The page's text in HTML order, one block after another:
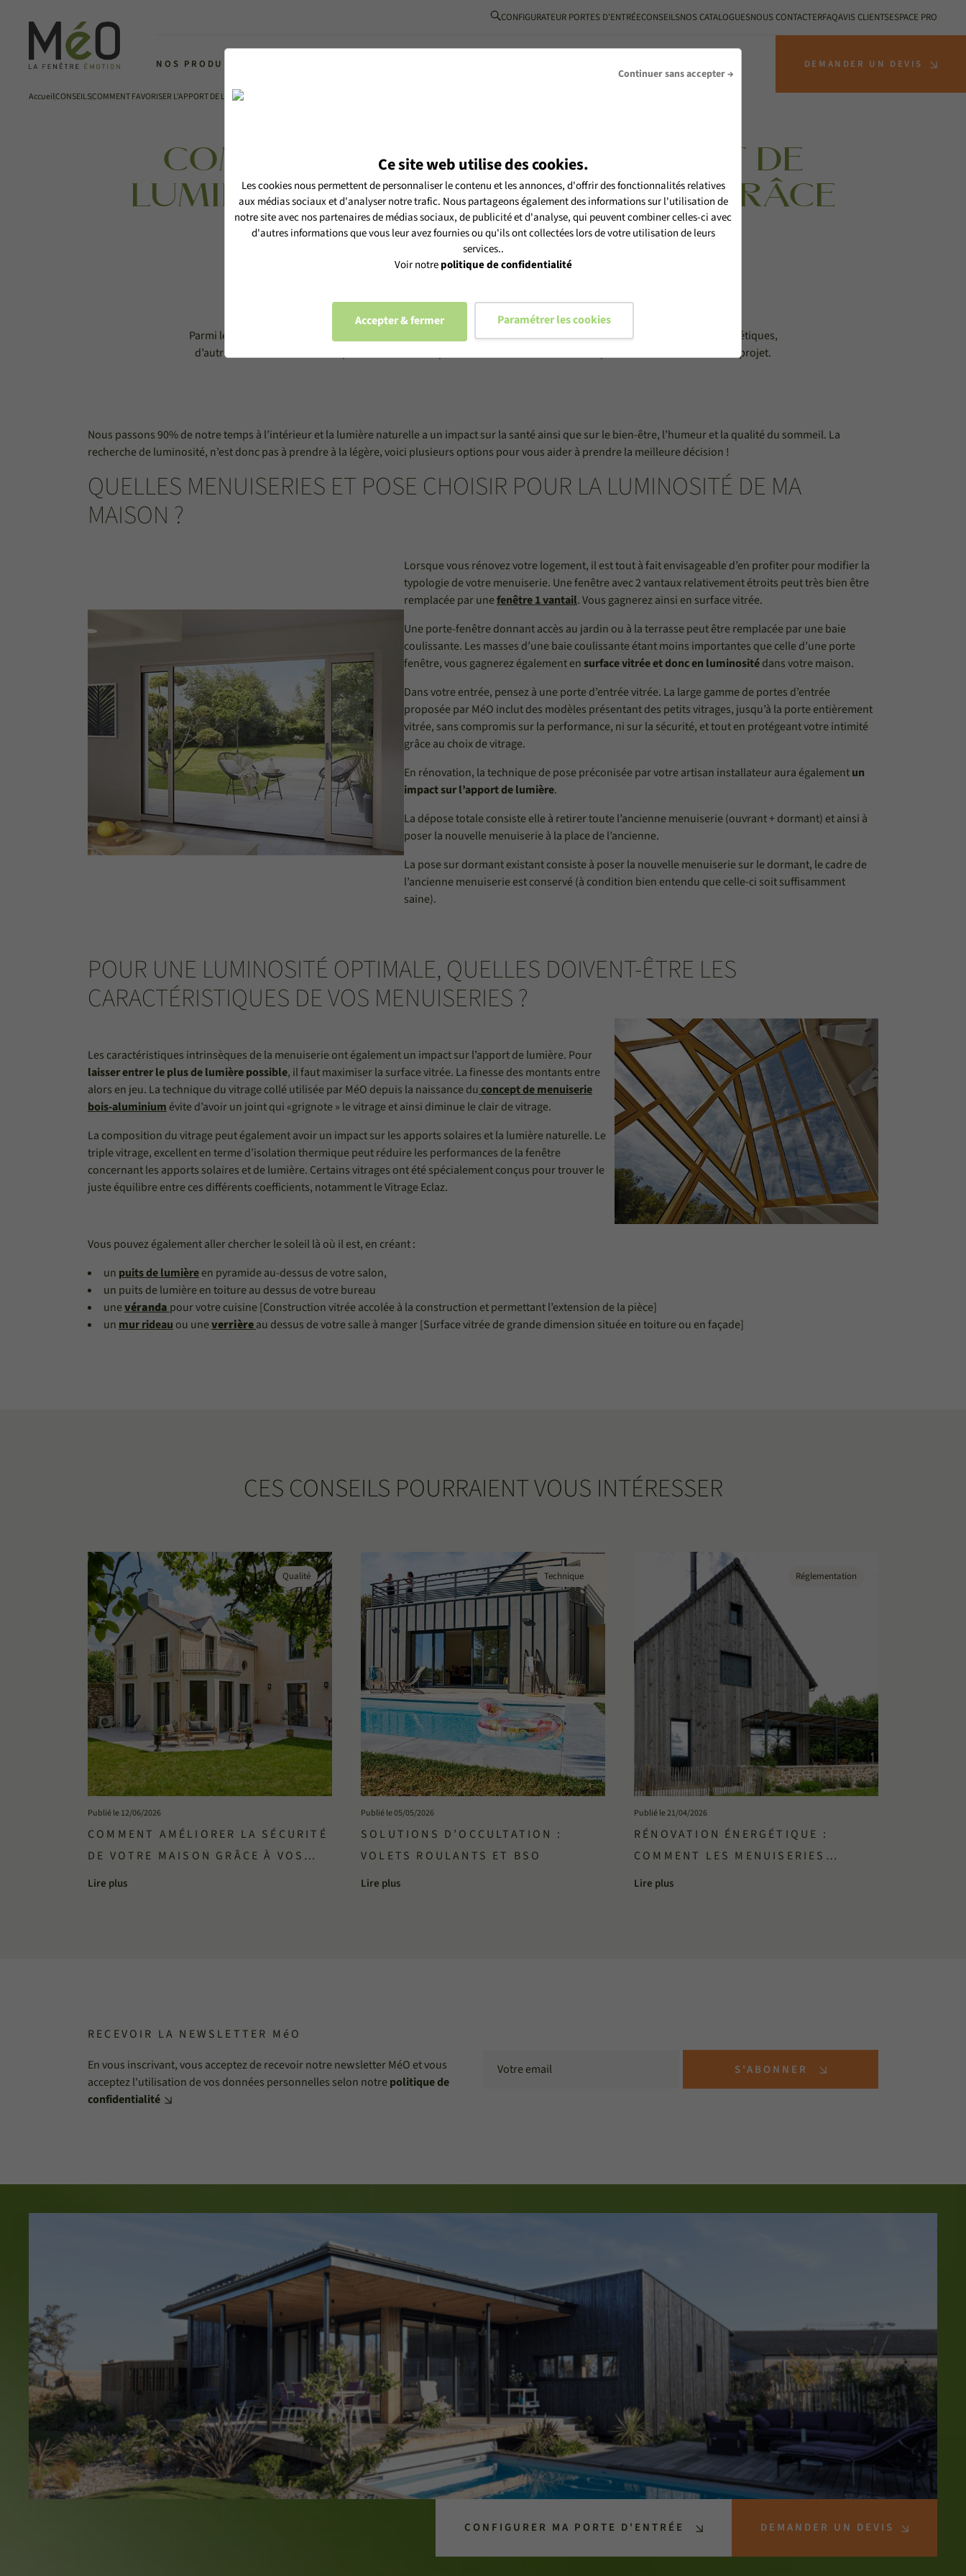
Continuer sans accepter →
Ce site web utilise des cookies.
Les cookies nous permettent de personnaliser le contenu et les annonces, d'offrir des fonctionnalités relatives
aux médias sociaux et d'analyser notre trafic. Nous partageons également des informations sur l'utilisation de
notre site avec nos partenaires de médias sociaux, de publicité et d'analyse, qui peuvent combiner celles-ci avec
d'autres informations que vous leur avez fournies ou qu'ils ont collectées lors de votre utilisation de leurs
services..
Voir notrepolitique de confidentialité
Accepter & fermer Paramétrer les cookies
CONFIGURATEUR PORTES D'ENTRÉECONSEILSNOS CATALOGUESNOUS CONTACTERFAQAVIS CLIENTSESPACE PRO
NOS PRODUITS DEMANDER UN DEVIS
AccueilCONSEILSCOMMENT FAVORISER L'APPORT DE LUMIÈRE DANS MON LOGEMENT GRÂCE À MES FENÊTRES ?
COMMENT FAVORISER L’APPORT DE
LUMIÈRE DANS MON LOGEMENT GRÂCE
À MES FENÊTRES ?
Parmi les options qui existent pour favoriser la luminosité dans une maison, certaines sont d’ordre purement esthétiques,
d’autres vont relever de la compétence de l’
et d’autres encore vont dépendre de la nature de votre projet.
Nous passons 90% de notre temps à l’intérieur et la lumière naturelle a un impact sur la santé ainsi que sur le bien-être, l’humeur et la qualité du sommeil. La
recherche de luminosité, n’est donc pas à prendre à la légère, voici plusieurs options pour vous aider à prendre la meilleure décision !
QUELLES MENUISERIES ET POSE CHOISIR POUR LA LUMINOSITÉ DE MA
MAISON ?
Lorsque vous rénovez votre logement, il est tout à fait envisageable d’en profiter pour modifier la
typologie de votre menuiserie. Une fenêtre avec 2 vantaux relativement étroits peut très bien être
remplacée par unefenêtre 1 vantail. Vous gagnerez ainsi en surface vitrée.
Une porte-fenêtre donnant accès au jardin ou à la terrasse peut être remplacée par une baie
coulissante. Les masses d’une baie coulissante étant moins importantes que celle d’une porte
fenêtre, vous gagnerez également ensurface vitrée et donc en luminositédans votre maison.
Dans votre entrée, pensez à une porte d’entrée vitrée. La large gamme de portes d’entrée
proposée par MéO inclut des modèles présentant des petits vitrages, jusqu’à la porte entièrement
vitrée, sans compromis sur la performance, ni sur la sécurité, et tout en protégeant votre intimité
grâce au choix de vitrage.
En rénovation, la technique de pose préconisée par votre artisan installateur aura égalementun
impact sur l’apport de lumière.
La dépose totale consiste elle à retirer toute l’ancienne menuiserie (ouvrant + dormant) et ainsi à
poser la nouvelle menuiserie à la place de l’ancienne.
La pose sur dormant existant consiste à poser la nouvelle menuiserie sur le dormant, le cadre de
l’ancienne menuiserie est conservé (à condition bien entendu que celle-ci soit suffisamment
saine).
POUR UNE LUMINOSITÉ OPTIMALE, QUELLES DOIVENT-ÊTRE LES
CARACTÉRISTIQUES DE VOS MENUISERIES ?
Les caractéristiques intrinsèques de la menuiserie ont également un impact sur l’apport de lumière. Pour
laisser entrer le plus de lumière possible, il faut maximiser la surface vitrée. La finesse des montants entre
alors en jeu. La technique du vitrage collé utilisée par MéO depuis la naissance duconcept de menuiserie
bois-aluminium évite d’avoir un joint qui «grignote » le vitrage et ainsi diminue le clair de vitrage.
La composition du vitrage peut également avoir un impact sur les apports solaires et la lumière naturelle. Le
triple vitrage, excellent en terme d’isolation thermique peut réduire les performances de la fenêtre
concernant les apports solaires et de lumière. Certains vitrages ont été spécialement conçus pour trouver le
juste équilibre entre ces différents coefficients, notamment le Vitrage Eclaz.
Vous pouvez également aller chercher le soleil là où il est, en créant :
un puits de lumièreen pyramide au-dessus de votre salon,
un puits de lumière en toiture au dessus de votre bureau
unevéranda pour votre cuisine [Construction vitrée accolée à la construction et permettant l’extension de la pièce]
un mur rideau ou uneverrièreau dessus de votre salle à manger [Surface vitrée de grande dimension située en toiture ou en façade]
CES CONSEILS POURRAIENT VOUS INTÉRESSER
Qualité
Publié le 12/06/2026
COMMENT AMÉLIORER LA SÉCURITÉ
DE VOTRE MAISON GRÂCE À VOS
MENUISERIES ?
Lire plus
Technique
Publié le 05/05/2026
SOLUTIONS D’OCCULTATION :
VOLETS ROULANTS ET BSO
Lire plus
Réglementation
Publié le 21/04/2026
RÉNOVATION ÉNERGÉTIQUE :
COMMENT LES MENUISERIES
EXTÉRIEURES JOUENT UN RÔLE CLÉ
Lire plus
RECEVOIR LA NEWSLETTER MéO
En vous inscrivant, vous acceptez de recevoir notre newsletter MéO et vous
acceptez l'utilisation de vos données personnelles selon notrepolitique de
confidentialité
S'ABONNER
CONFIGURER MA PORTE D'ENTRÉE DEMANDER UN DEVIS